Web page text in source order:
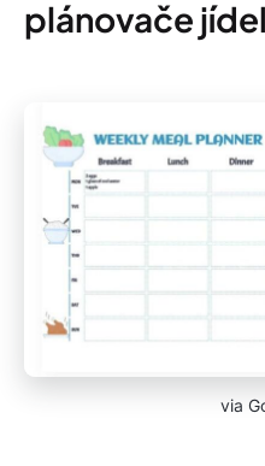
plánovače
via